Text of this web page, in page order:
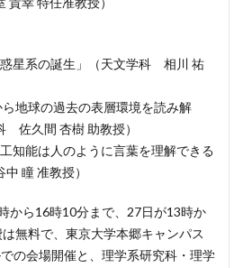
星系の誕生」（天文学科 相川 祐
地球の過去の表層環境を読み解
佐久間 杏樹 助教授）
知能は人のように言葉を理解できる
瞳 准教授）
から16時10分まで、27日が13時か
無料で、東京大学本郷キャンパス
の会場開催と、理学系研究科・理学